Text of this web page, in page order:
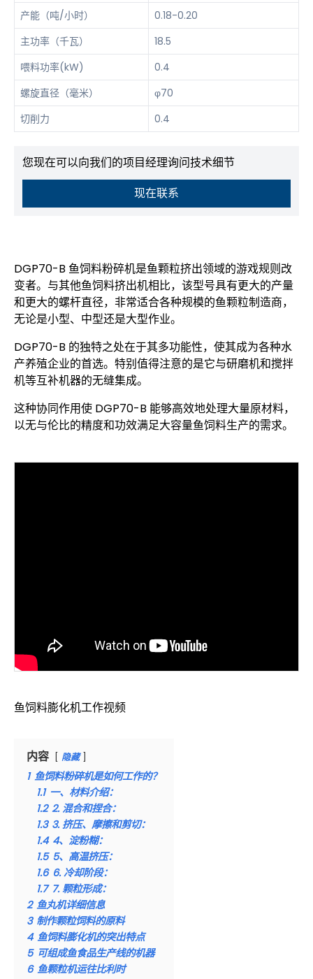
产能（吨/小时）
0.18-0.20
主功率（千瓦）
18.5
喂料功率(kW)
0.4
螺旋直径（毫米）
φ70
切削力
0.4
您现在可以向我们的项目经理询问技术细节
现在联系
DGP70-B 鱼饲料粉碎机是鱼颗粒挤出领域的游戏规则改
变者。与其他鱼饲料挤出机相比，该型号具有更大的产量
和更大的螺杆直径，非常适合各种规模的鱼颗粒制造商，
无论是小型、中型还是大型作业。
DGP70-B 的独特之处在于其多功能性，使其成为各种水
产养殖企业的首选。特别值得注意的是它与研磨机和搅拌
机等互补机器的无缝集成。
这种协同作用使 DGP70-B 能够高效地处理大量原材料，
以无与伦比的精度和功效满足大容量鱼饲料生产的需求。
鱼饲料膨化机工作视频
内容 隐藏
1 鱼饲料粉碎机是如何工作的？
1.1 一、材料介绍：
1.2 2. 混合和捏合：
1.3 3. 挤压、摩擦和剪切：
1.4 4、淀粉糊：
1.5 5、高温挤压：
1.6 6. 冷却阶段：
1.7 7. 颗粒形成：
2 鱼丸机详细信息
3 制作颗粒饲料的原料
4 鱼饲料膨化机的突出特点
5 可组成鱼食品生产线的机器
6 鱼颗粒机运往比利时